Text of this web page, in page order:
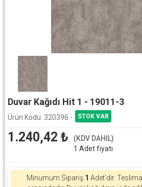
Duvar Kağıdı Hit 1 - 19011-3
Ürün Kodu: 320396 -
1.240,42 ₺
(KDV DAHİL)
1 Adet fiyatı
Minumum Sipariş 1 Adet'dir.